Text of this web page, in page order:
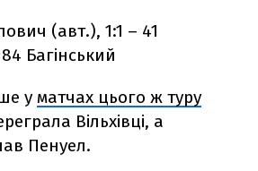
(авт.), 1:1 – 41
Багінський
у матчах цього ж туру
Вільхівці, а
Пенуел.